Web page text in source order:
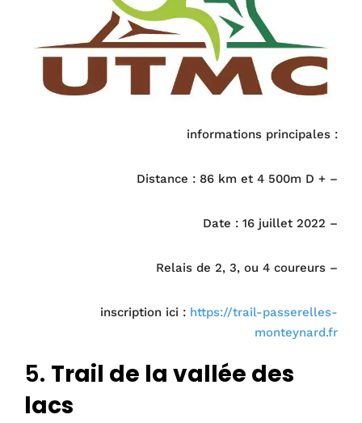
informations principales :
Distance : 86 km et 4 500m D + –
Date : 16 juillet 2022 –
Relais de 2, 3, ou 4 coureurs –
inscription ici : https://trail-passerelles-
monteynard.fr
5. Trail de la vallée des
lacs